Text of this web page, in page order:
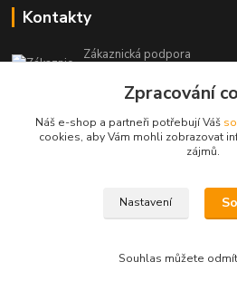
Kontakty
Zákaznická podpora
(Po-Pá, 9-19 hod.)
info@infoproinfo.cz
RadovanCZ
Zpracování
Náš e-shop a partneři potřebují Váš
cookies, aby Vám mohli zobrazovat
zájmů.
Nastavení
Souhlas můžete